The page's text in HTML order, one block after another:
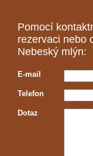
Pomocí
rezervaci nebo
Nebeský mlýn:
E-mail
Telefon
Dotaz